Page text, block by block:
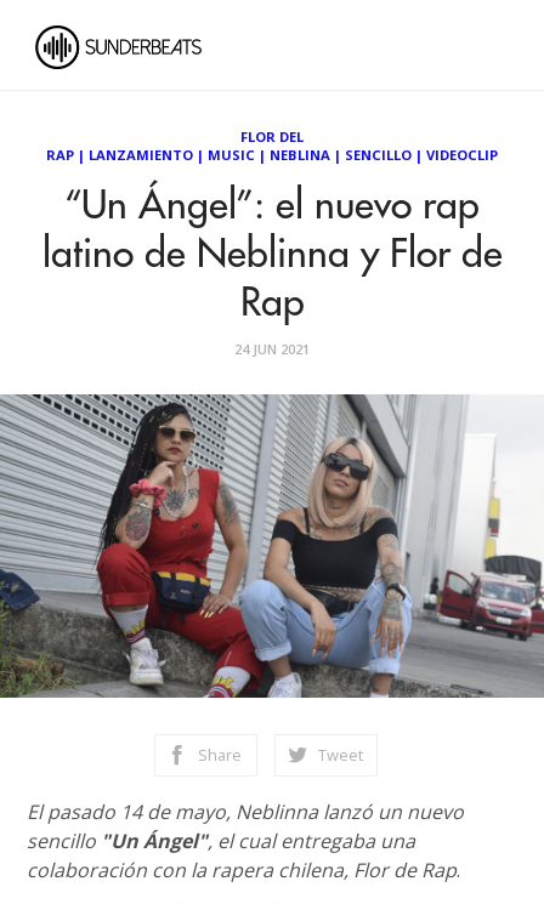
FLOR DEL
RAP | LANZAMIENTO | MUSIC | NEBLINA | SENCILLO | VIDEOCLIP
“Un Ángel”: el nuevo rap
latino de Neblinna y Flor de
Rap
24 JUN 2021
Share Tweet
El pasado 14 de mayo, Neblinna lanzó un nuevo
sencillo "Un Ángel", el cual entregaba una
colaboración con la rapera chilena, Flor de Rap.